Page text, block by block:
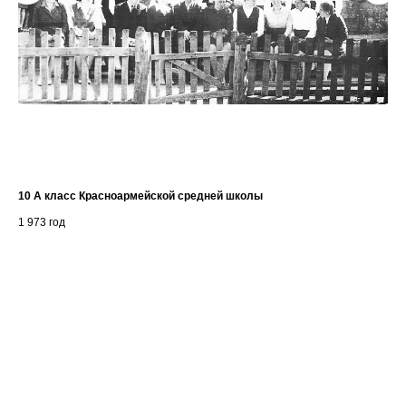
10 А класс Красноармейской средней школы
1 973 год